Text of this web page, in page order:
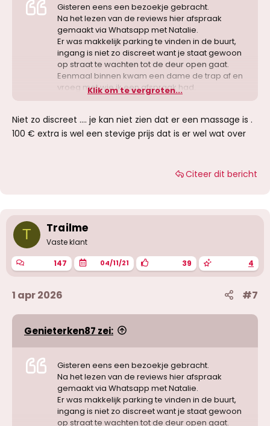
Gisteren eens een bezoekje gebracht.
Na het lezen van de reviews hier afspraak
gemaakt via Whatsapp met Natalie.
Er was makkelijk parking te vinden in de buurt,
ingang is niet zo discreet want je staat gewoon
op straat te wachten tot de deur open gaat.
Eenmaal binnen kwam een dame de trap af en
vroeg met wie ik een afspraak had.
genomen (propere nieuwe badkamer).
Dan dan de kamer binnen, en deurtje op slot.
Ze maakte hem snel wakker met haar handjes,
Neuken was extra, €100. Ik was zo geil dat ik het
massage erbij.
Haar kut is zeer nat, heel strak en na meerdere
standjes lekker condoompje volgespoten en
Klik om te vergroten...
Niet zo discreet .... je kan niet zien dat er een massage is .
100 € extra is wel een stevige prijs dat is er wel wat over
Citeer dit bericht
T Trailme
Vaste klant
147 04/11/21 39 4
1 apr 2026 #7
Genieterken87 zei:
Gisteren eens een bezoekje gebracht.
Na het lezen van de reviews hier afspraak
gemaakt via Whatsapp met Natalie.
Er was makkelijk parking te vinden in de buurt,
ingang is niet zo discreet want je staat gewoon
op straat te wachten tot de deur open gaat.